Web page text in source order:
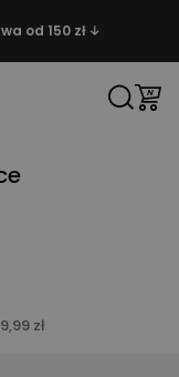
od 150 zł ↓
zł